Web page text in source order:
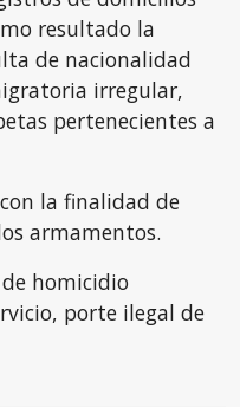
resultado la
de nacionalidad
irregular,
pertenecientes a
la finalidad de
armamentos.
homicidio
porte ilegal de